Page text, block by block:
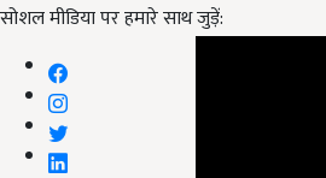
सोशल मीडिया पर हमारे साथ जुड़ें: